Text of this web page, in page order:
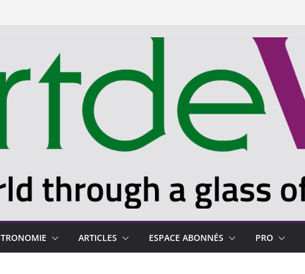
ARTICLES ESPACE ABONNÉS PRO